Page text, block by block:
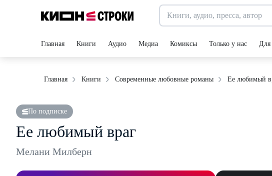
Главная Книги Аудио Медиа Комиксы Только у нас Для
Главная Книги Современные любовные романы Ее любимый
По подписке
Ее любимый враг
Мелани Милберн